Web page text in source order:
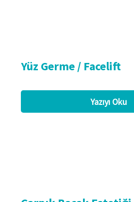
Yüz Germe / Facelift
Yazıyı Oku